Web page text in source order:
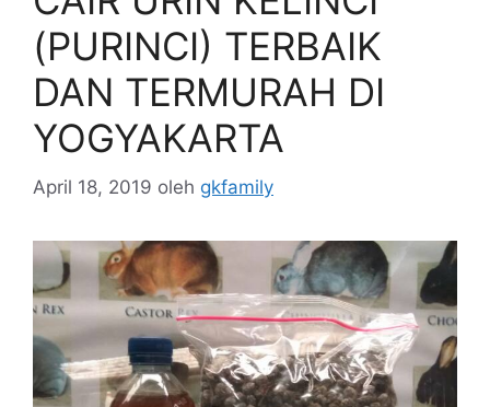
(PURINCI) TERBAIK
DAN TERMURAH DI
YOGYAKARTA
April 18, 2019 oleh gkfamily